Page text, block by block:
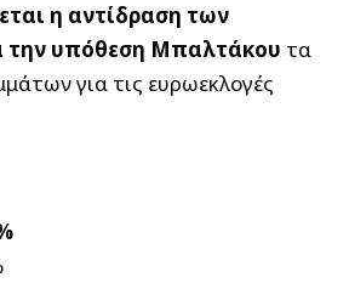
η αντίδραση των
υπόθεση Μπαλτάκου τα
για τις ευρωεκλογές